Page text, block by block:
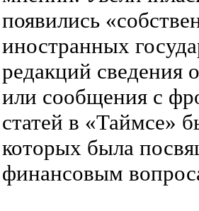
появились
иностранных
редакций сведения
или сообщения с
статей в «Таймсе»
которых была
финансовым